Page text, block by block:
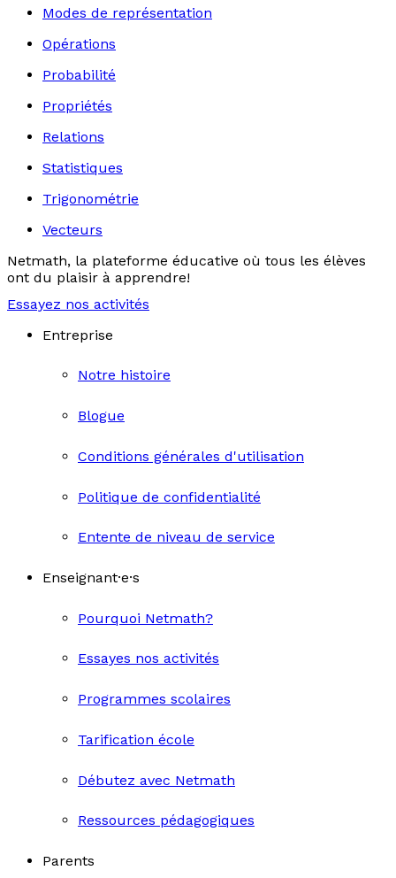
Modes de représentation
Opérations
Probabilité
Propriétés
Relations
Statistiques
Trigonométrie
Vecteurs
Netmath, la plateforme éducative où tous les élèves
ont du plaisir à apprendre!
Essayez nos activités
Entreprise
Notre histoire
Blogue
Conditions générales d'utilisation
Politique de confidentialité
Entente de niveau de service
Enseignant·e·s
Pourquoi Netmath?
Essayes nos activités
Programmes scolaires
Tarification école
Débutez avec Netmath
Ressources pédagogiques
Parents